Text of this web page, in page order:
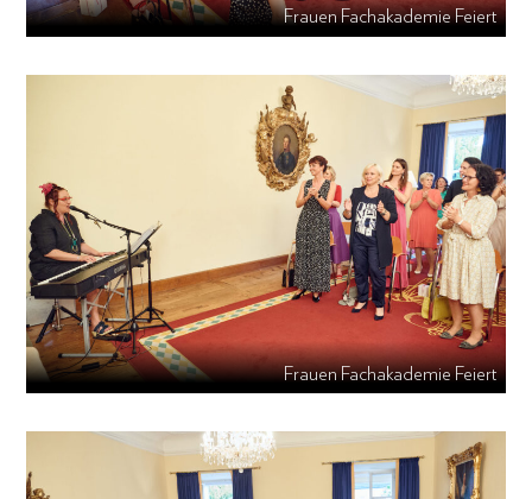
Frauen Fachakademie Feiert
Frauen Fachakademie Feiert